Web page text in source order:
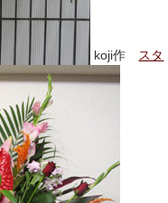
koji作 スタ